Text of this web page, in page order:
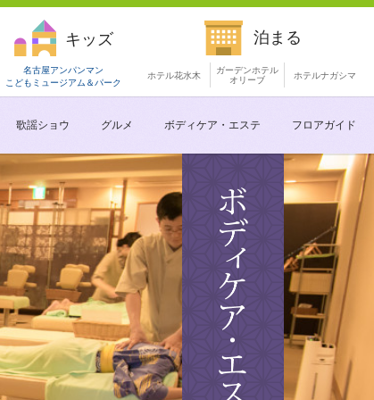
キッズ
名古屋アンパンマン
こどもミュージアム ＆パーク
泊まる
ホテル花水木
ガーデンホテル
オリーブ
ホテルナガシマ
歌謡ショウ グルメ ボディケア・エステ フロアガイド